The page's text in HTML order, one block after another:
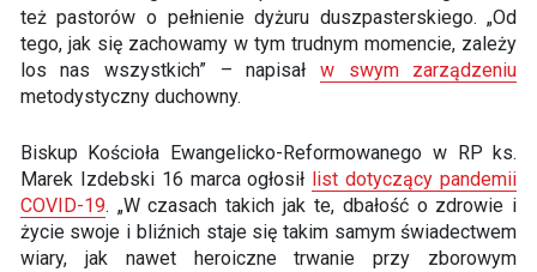
też pastorów o pełnienie dyżuru duszpasterskiego. „Od
tego, jak się zachowamy w tym trudnym momencie, zależy
los nas wszystkich” – napisał w swym zarządzeniu
metodystyczny duchowny.
Biskup Kościoła Ewangelicko-Reformowanego w RP ks.
Marek Izdebski 16 marca ogłosił list dotyczący pandemii
COVID-19. „W czasach takich jak te, dbałość o zdrowie i
życie swoje i bliźnich staje się takim samym świadectwem
wiary, jak nawet heroiczne trwanie przy zborowym